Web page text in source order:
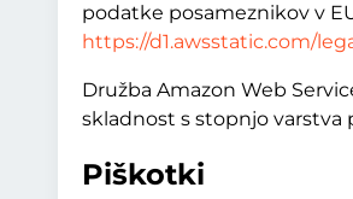
podatke posameznikov v
https://d1.awsstatic.com/
Družba Amazon Web
skladnost s stopnjo varstva
Piškotki